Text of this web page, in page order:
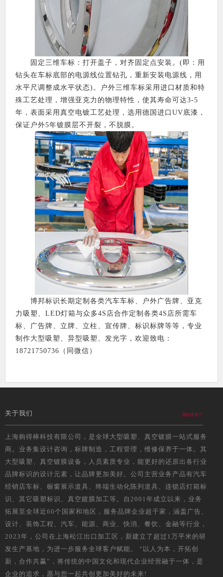
固定三维车标：打开盖子，对齐固定点安装。(即：用
钻头在车标底部的电源线位置钻孔，重新安装电源线，用
水平尺调整成水平状态)。户外三维车标采用进口材质和特
殊工艺处理，增强亚克力的物理特性，使其寿命可达3-5
年，表面采用真空电镀工艺处理，选用德国进口UV底漆，
保证户外5年镀膜层不开裂，不脱膜。
博邦标识长期定制各类汽车车标、户外广告牌、亚克
力吸塑、LED灯箱与众多4S店合作定制各类4S店所需车
标、广告牌、立牌、立柱、宣传牌、标识标牌等等，专业
制作大型吸塑、异型吸塑、发光字，欢迎致电：
18721750736（同微信）
关于我们 more>
上海购得棒科技有限公司，是全球大型吸塑、真空镀膜一站式服务
商。业务集设计咨询，标牌制造，工程管理，维修保养于一体。其
大型吸塑、真空镀膜设备，人员素质专业，能更好的还原出各行业
品牌标识的设计元素，让品牌更加美好。公司主营业务产品有汽车
经销店车标、橱窗展示道具、终端生动化陈列道具、连锁店灯箱标
识、其它吸塑标识、真空鍍膜加工等。自2001年成立以来，业务
拓展至全球近60个国家和地区，服务品牌企业超千家，涵盖广告、
设计、装饰工程、汽车、能源、商业、快消、餐饮、金融等行业，
2023年，公司在上海松江出口加工区，新建立了超过1万平米的研
发生产基地，为进一步服务全球客户赋能。 “以人为本，开拓创
新，合作共赢”，将传统的中国文化和现代企业经营融于一体，是
企业的追求，愿与您一起共创更加美好的未来!